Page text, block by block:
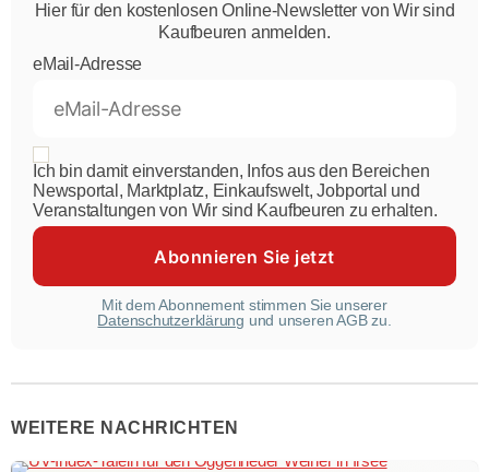
Hier für den kostenlosen Online-Newsletter von Wir sind
Kaufbeuren anmelden.
eMail-Adresse
Ich bin damit einverstanden, Infos aus den Bereichen
Newsportal, Marktplatz, Einkaufswelt, Jobportal und
Veranstaltungen von Wir sind Kaufbeuren zu erhalten.
Mit dem Abonnement stimmen Sie unserer
Datenschutzerklärung und unseren AGB zu.
WEITERE NACHRICHTEN